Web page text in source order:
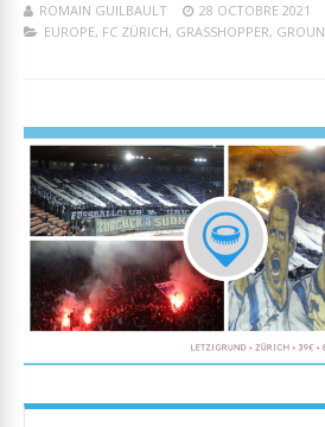
ROMAIN GUILBAULT 28 OCTOBRE 2021
EUROPE, FC ZÜRICH, GRASSHOPPER,